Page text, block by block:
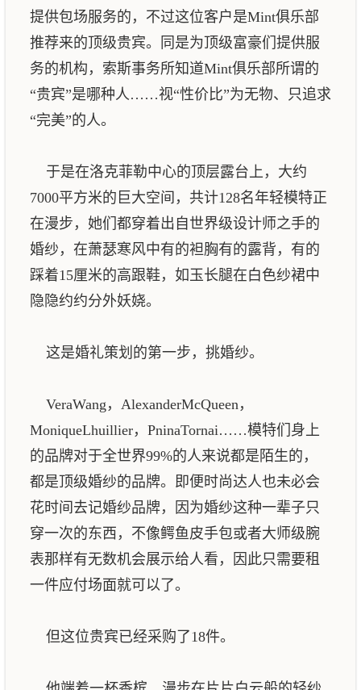
提供包场服务的，不过这位客户是Mint俱乐部
推荐来的顶级贵宾。同是为顶级富豪们提供服
务的机构，索斯事务所知道Mint俱乐部所谓的
“贵宾”是哪种人……视“性价比”为无物、只追求
“完美”的人。
于是在洛克菲勒中心的顶层露台上，大约
7000平方米的巨大空间，共计128名年轻模特正
在漫步，她们都穿着出自世界级设计师之手的
婚纱，在萧瑟寒风中有的袒胸有的露背，有的
踩着15厘米的高跟鞋，如玉长腿在白色纱裙中
隐隐约约分外妖娆。
这是婚礼策划的第一步，挑婚纱。
VeraWang，AlexanderMcQueen，
MoniqueLhuillier，PninaTornai……模特们身上
的品牌对于全世界99%的人来说都是陌生的，
都是顶级婚纱的品牌。即便时尚达人也未必会
花时间去记婚纱品牌，因为婚纱这种一辈子只
穿一次的东西，不像鳄鱼皮手包或者大师级腕
表那样有无数机会展示给人看，因此只需要租
一件应付场面就可以了。
但这位贵宾已经采购了18件。